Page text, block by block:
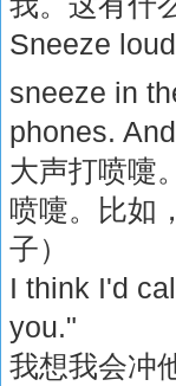
Sneeze
sneeze in
phones.
大声打喷嚏
喷嚏。比如
子）
I think I'd
you."
我想我会冲